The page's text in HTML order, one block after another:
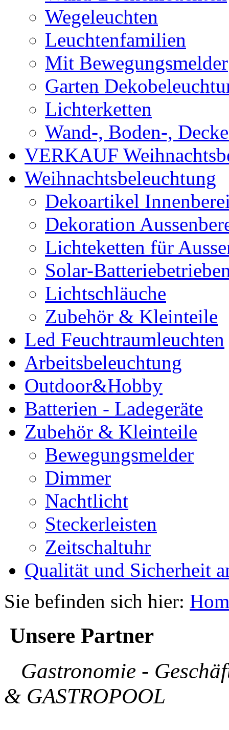
Wegeleuchten
Leuchtenfamilien
Mit Bewegungsmelder
Garten
Lichterketten
Wand-, Boden-,
VERKAUF
Weihnachtsbeleuchtung
Dekoartikel
Dekoration
Lichteketten für
Solar-
Lichtschläuche
Zubehör & Kleinteile
Led Feuchtraumleuchten
Arbeitsbeleuchtung
Outdoor&Hobby
Batterien - Ladegeräte
Zubehör & Kleinteile
Bewegungsmelder
Dimmer
Nachtlicht
Steckerleisten
Zeitschaltuhr
Qualität und Sicherheit
Sie befinden sich hier:
Unsere Partner
Gastronomie -
& GASTROPOOL